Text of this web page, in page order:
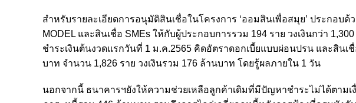
สำหรับรายละเอียดการอนุมัติสินเชื่อในโครงการ ‘ออมสินเพื่อสมุย’ ประกอบ
MODEL และสินเชื่อ SMEs ให้กับผู้ประกอบการรวม 194 ราย วงเงินกว่า
ชำระเงินต้นงวดแรกวันที่ 1 ม.ค.2565 คิดอัตราดอกเบี้ยแบบผ่อนปรน และสินเ
บาท จำนวน 1,826 ราย วงเงินรวม 176 ล้านบาท โดยรู้ผลภายใน 1 วัน
นอกจากนี้ ธนาคารฯยังให้ความช่วยเหลือลูกค้าเดิมที่มีปัญหาชำระไม่ได้ตาม